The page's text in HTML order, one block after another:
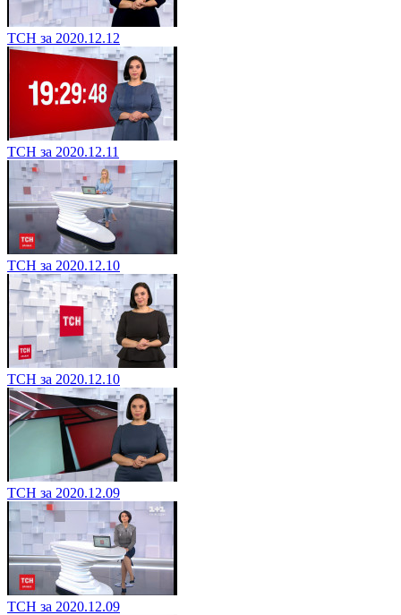
ТСН за 2020.12.12
ТСН за 2020.12.11
ТСН за 2020.12.10
ТСН за 2020.12.10
ТСН за 2020.12.09
ТСН за 2020.12.09